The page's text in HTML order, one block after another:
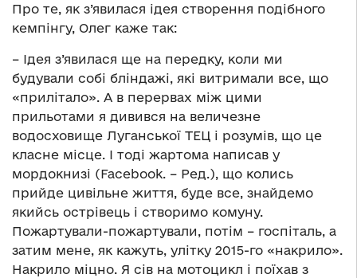
Про те, як з’явилася ідея створення подібного
кемпінгу, Олег каже так:
– Ідея з’явилася ще на передку, коли ми
будували собі бліндажі, які витримали все, що
«прилітало». А в перервах між цими
прильотами я дивився на величезне
водосховище Луганської ТЕЦ і розумів, що це
класне місце. І тоді жартома написав у
мордокнизі (Facebook. – Ред.), що колись
прийде цивільне життя, буде все, знайдемо
якийсь острівець і створимо комуну.
Пожартували-пожартували, потім – госпіталь, а
затим мене, як кажуть, улітку 2015-го «накрило».
Накрило міцно. Я сів на мотоцикл і поїхав з